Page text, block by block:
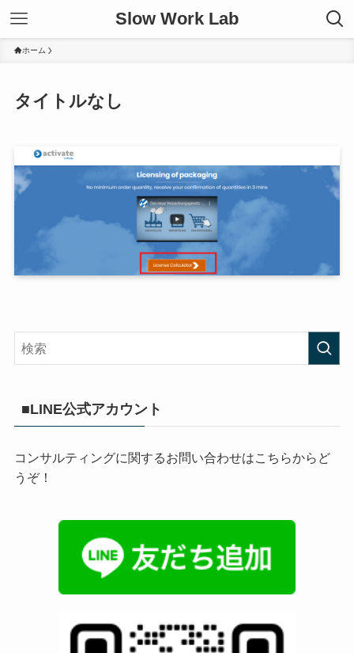
Slow Work Lab
ホーム
タイトルなし
■LINE公式アカウント
コンサルティングに関するお問い合わせはこちらからど
うぞ！